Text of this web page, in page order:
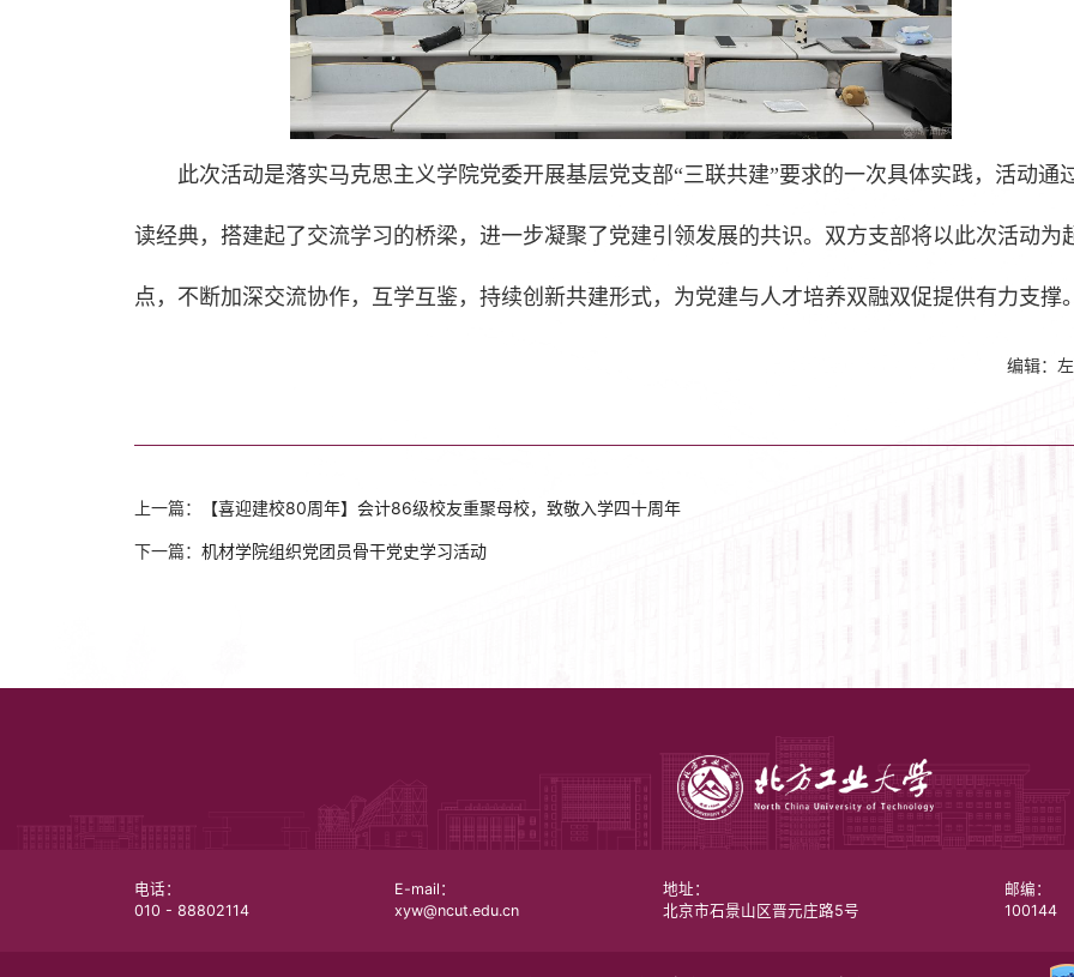
此次活动是落实马克思主义学院党委开展基层党支部“三联共建”要求的一次具体实践，活动通
读经典，搭建起了交流学习的桥梁，进一步凝聚了党建引领发展的共识。双方支部将以此次活动为
点，不断加深交流协作，互学互鉴，持续创新共建形式，为党建与人才培养双融双促提供有力支撑。
编辑：
上一篇： 【喜迎建校80周年】会计86级校友重聚母校，致敬入学四十周年
下一篇： 机材学院组织党团员骨干党史学习活动
电话：
010 - 88802114
E-mail：
xyw@ncut.edu.cn
地址：
北京市石景山区晋元庄路5号
邮编：
100144